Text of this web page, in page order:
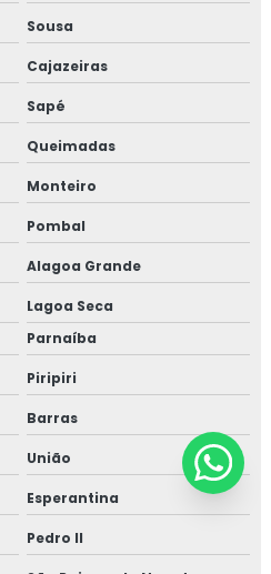
Sousa
Cajazeiras
Sapé
Queimadas
Monteiro
Pombal
Alagoa Grande
Lagoa Seca
Parnaíba
Piripiri
Barras
União
Esperantina
Pedro II